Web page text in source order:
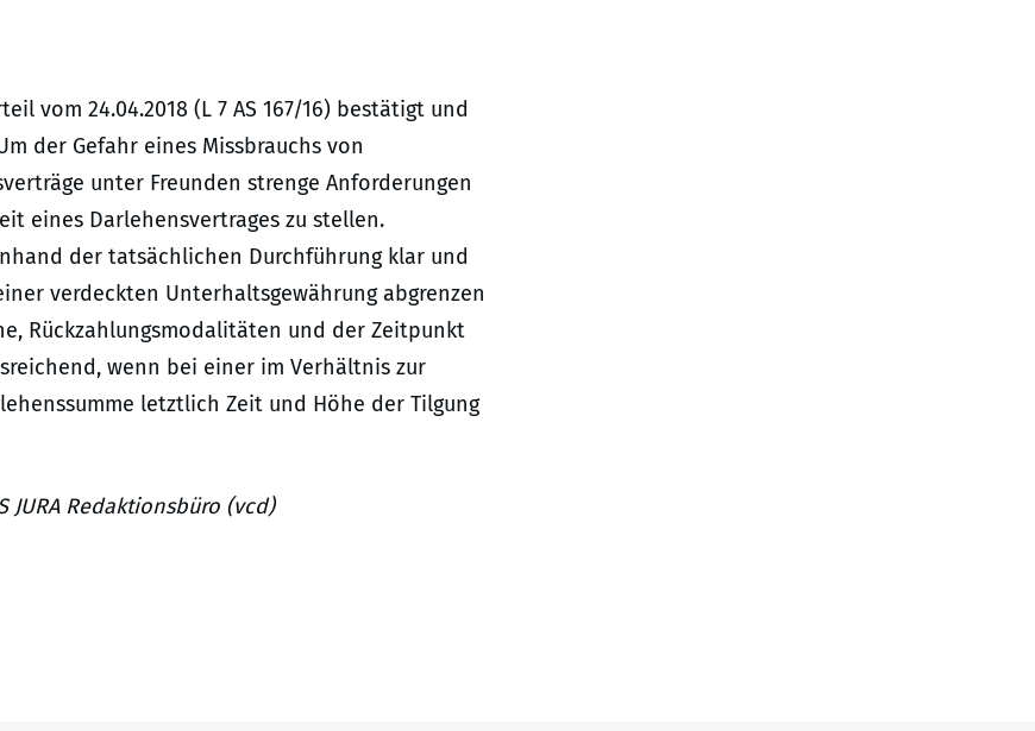
vom 24.04.2018 (L 7 AS 167/16) bestätigt und
der Gefahr eines Missbrauchs von
unter Freunden strenge Anforderungen
eines Darlehensvertrages zu stellen.
der tatsächlichen Durchführung klar und
verdeckten Unterhaltsgewährung abgrenzen
Rückzahlungsmodalitäten und der Zeitpunkt
wenn bei einer im Verhältnis zur
letztlich Zeit und Höhe der Tilgung
JURA Redaktionsbüro (vcd)